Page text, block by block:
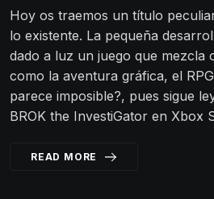
Hoy os traemos un título
lo existente. La pequeña
dado a luz un juego que mezcla
como la aventura gráfica, el
parece imposible?, pues sigue
BROK the InvestiGator en Xbox
READ MORE